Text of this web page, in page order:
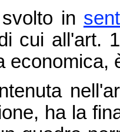
in
cui all'art.
economica,
ha la